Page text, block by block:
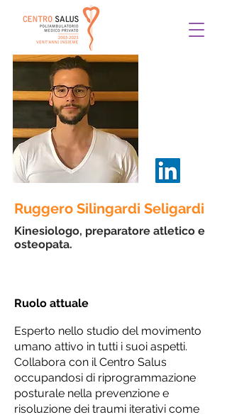
Ruggero Silingardi Seligardi
Kinesiologo, preparatore atletico e
osteopata.
Ruolo attuale
Esperto nello studio del movimento
umano attivo in tutti i suoi aspetti.
Collabora con il Centro Salus
occupandosi di riprogrammazione
posturale nella prevenzione e
risoluzione dei traumi iterativi come